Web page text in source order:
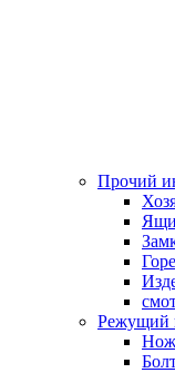
Прочий
Режущий